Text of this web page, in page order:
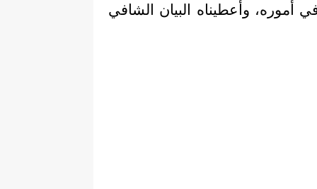
أموره، وأعطيناه البيان الشافي